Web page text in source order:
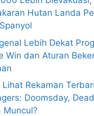
Hutan Landa
Lebih Dekat
Win dan Aturan
Lihat Rekaman
Doomsday,
Muncul?